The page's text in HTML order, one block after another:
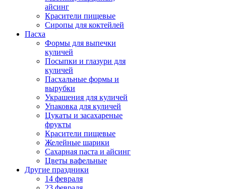
айсинг
Красители пищевые
Сиропы для коктейлей
Пасха
Формы для выпечки
куличей
Посыпки и глазури для
куличей
Пасхальные формы и
вырубки
Украшения для куличей
Упаковка для куличей
Цукаты и засахареные
фрукты
Красители пищевые
Желейные шарики
Сахарная паста и айсинг
Цветы вафельные
Другие праздники
14 февраля